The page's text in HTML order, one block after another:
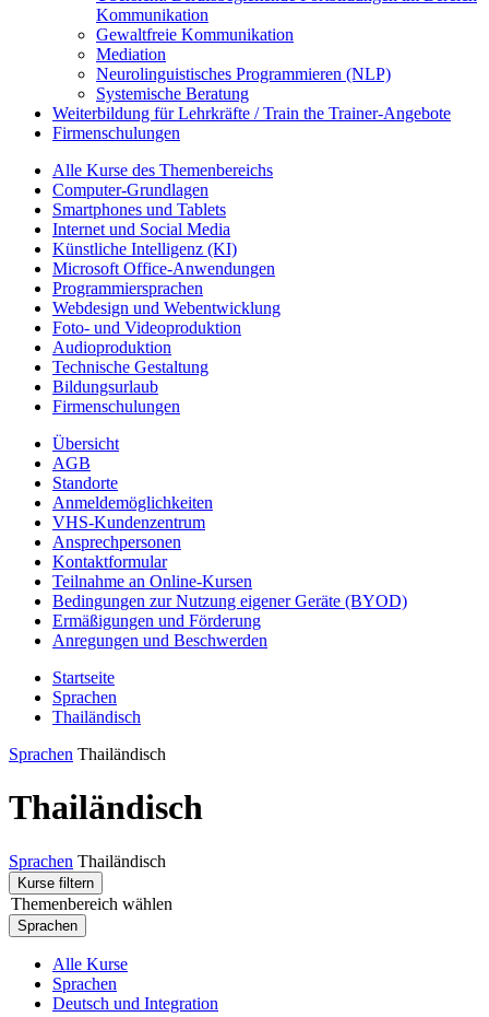
Kommunikation
Gewaltfreie Kommunikation
Mediation
Neurolinguistisches Programmieren (NLP)
Systemische Beratung
Weiterbildung für Lehrkräfte / Train the Trainer-Angebote
Firmenschulungen
Alle Kurse des Themenbereichs
Computer-Grundlagen
Smartphones und Tablets
Internet und Social Media
Künstliche Intelligenz (KI)
Microsoft Office-Anwendungen
Programmiersprachen
Webdesign und Webentwicklung
Foto- und Videoproduktion
Audioproduktion
Technische Gestaltung
Bildungsurlaub
Firmenschulungen
Übersicht
AGB
Standorte
Anmeldemöglichkeiten
VHS-Kundenzentrum
Ansprechpersonen
Kontaktformular
Teilnahme an Online-Kursen
Bedingungen zur Nutzung eigener Geräte (BYOD)
Ermäßigungen und Förderung
Anregungen und Beschwerden
Startseite
Sprachen
Thailändisch
Sprachen Thailändisch
Thailändisch
Sprachen Thailändisch
Kurse filtern
Themenbereich wählen
Sprachen
Alle Kurse
Sprachen
Deutsch und Integration